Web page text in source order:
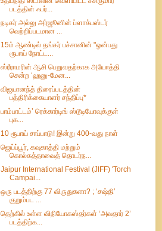
படத்தின் ஃபர்...
நடிகர் அல்லு அர்ஜூனின் ப்ளாக்பஸ்டர்
வெற்றிப்படமான ...
15ம் ஆண்டில் தங்கர் பச்சானின் "ஒன்பது
ரூபாய் நோட்ட...
ஸ்ரீராமரின் ஆசி பெறுவதற்காக அயோத்தி
சென்ற ‘ஹனு-மேன...
விஜயானந்த் திரைப்படத்தின்
பத்திரிக்கையாளர் சந்திப்பு*
பாம்பாட்டம்’ ரெக்கார்டிங் ஸ்டூடியோவுக்குள்
புக...
10 ரூபாய் சாப்பாடு! இன்று 400-வது நாள்
ஜெய்ப்பூர், கவுகாத்தி மற்றும்
கொல்கத்தாவைத் தொடர்ந...
Jaipur International Festival (JIFF) 'Torch
Campai...
ஒரு படத்திற்கு 77 விருதுகளா? ; ‘சஷ்தி’
குறும்பட ...
தெற்கில் உள்ள விநியோகஸ்தர்கள் ‘அவதார் 2’
படத்திற்க...